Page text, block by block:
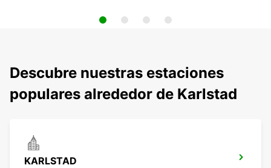
Descubre nuestras estaciones
populares alrededor de Karlstad
KARLSTAD